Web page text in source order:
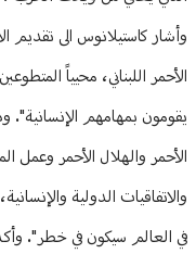
الأحمر اللبناني، محيياً
يقومون بمهامهم الإنسانية".
الأحمر والهلال الأحمر وعمل
والاتفاقيات الدولية
في العالم سيكون في خطر".